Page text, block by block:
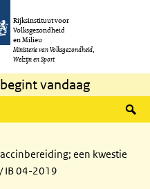
Rijksinstituut voor
Volksgezondheid
en Milieu
Ministerie van Volksgezondheid,
Welzijn en Sport
begint vandaag
een kwestie
IB 04-2019